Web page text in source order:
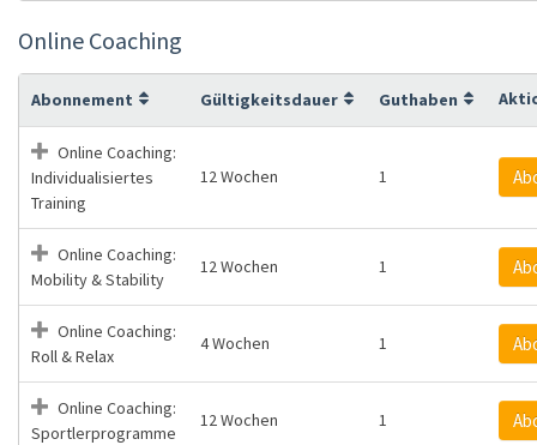
Online Coaching
Abonnement Gültigkeitsdauer Guthaben
Online Coaching:
Individualisiertes
Training
12 Wochen 1
Online Coaching:
Mobility & Stability
12 Wochen 1
Online Coaching:
Roll & Relax
4 Wochen 1
Online Coaching:
Sportlerprogramme
12 Wochen 1